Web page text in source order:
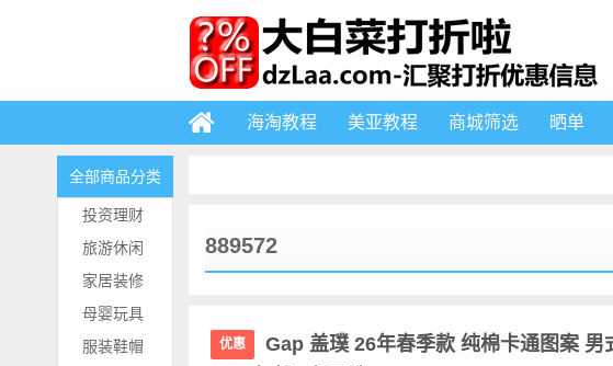
海淘教程 美亚教程 商城筛选 晒单
全部商品分类
投资理财
旅游休闲
家居装修
母婴玩具
服装鞋帽
889572
优惠
Gap 盖璞 26年春季款 纯棉卡通图案